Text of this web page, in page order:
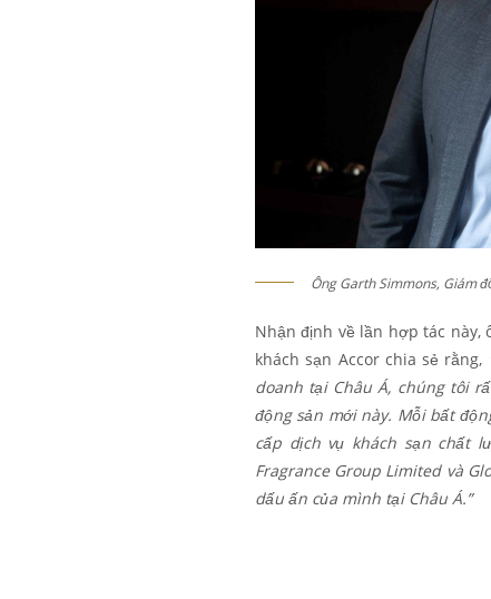
Ông Garth Simmons, Giám
Nhận định về lần hợp tác này,
khách sạn Accor chia sẻ rằng,
doanh tại Châu Á, chúng tôi
động sản mới này. Mỗi bất
cấp dịch vụ khách sạn chất
Fragrance Group Limited và
dấu ấn của mình tại Châu Á.”